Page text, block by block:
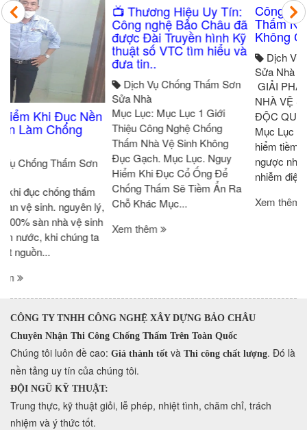
​📺 Thương Hiệu Uy Tín:
Công nghệ Bảo Châu đã
được Đài Truyền hình Kỹ
thuật số VTC tìm hiểu và
đưa tin..
Dịch Vụ Chống Thấm Sơn
Sửa Nhà
Mục Lục: Mục Lục 1 Giới
Thiệu Công Nghệ Chống
Thấm Nhà Vệ Sinh Không
Đục Gạch. Mục Lục. Nguy
Hiểm Khi Đục Cổ Ống Để
Chống Thấm Sẽ Tiềm Ẩn Ra
Chỗ Khác Mục...
Xem thêm
Công Nghệ Chống
Thấm Nhà Vệ Sinh
Không Cần Đục Gạch
Dịch Vụ Chống Thấm Sơn
​ GIẢI PHÁP CHỐNG THẤM
NHÀ VỆ SINH CÔNG NGHỆ
ĐỘC QUYỀN BẢO CHÂU ​
Mục Lục Nội Dung: ​ Nguy
hiểm tiềm ẩn khi chống thấm
ngược nhà vệ sinh. ​ Rủi ro
nhiễm điện khi...
Xem thêm
CÔNG TY TNHH CÔNG NGHỆ XÂY DỰNG BẢO CHÂU
Chuyên Nhận Thi Công Chống Thấm Trên Toàn Quốc
​Chúng tôi luôn đề cao: Giá thành tốt và Thi công chất lượng. Đó là
nền tảng uy tín của chúng tôi.
ĐỘI NGŨ KỸ THUẬT:
Trung thực, kỹ thuật giỏi, lễ phép, nhiệt tình, chăm chỉ, trách
nhiệm và ý thức tốt.